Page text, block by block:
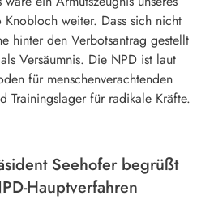
Knobloch weiter. Dass sich nicht
hinter den Verbotsantrag gestellt
Versäumnis. Die NPD ist laut
für menschenverachtenden
Trainingslager für radikale Kräfte.
Seehofer begrüßt
Hauptverfahren